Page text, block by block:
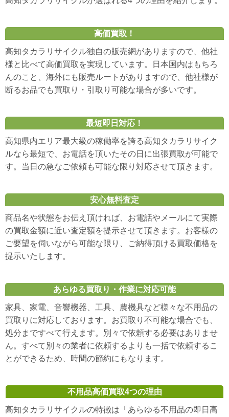
高価買取！
高知タカラリサイクル独自の販売網がありますので、他社
様と比べて高価買取を実現しています。日本国内はもちろ
んのこと、海外にも販売ルートがありますので、他社様が
断るお品でも買取り・引取り可能な場合が多いです。
最短即日対応！
高知県内エリア最大級の稼働率を誇る高知タカラリサイク
ルなら最短で、お電話を頂いたその日に出張買取が可能で
す。当日の急なご依頼も可能な限り対応させて頂きます。
安心無料査定
商品名や状態をお伝え頂ければ、お電話やメールにて実際
の買取金額に近い査定額を提示させて頂きます。お客様の
ご要望を伺いながら可能な限り、ご納得頂ける買取価格を
提示いたします。
あらゆる買取り・作業に対応可能
家具、家電、音響機器、工具、農機具など様々な不用品の
買取りに対応しております。お買取り不可能な場合でも、
処分まですべて行えます。別々で依頼する必要はありませ
ん。すべて別々の業者に依頼するよりも一括で依頼するこ
とができるため、時間の節約にもなります。
不用品高価買取4つの理由
高知タカラリサイクルの特徴は「あらゆる不用品の即日高